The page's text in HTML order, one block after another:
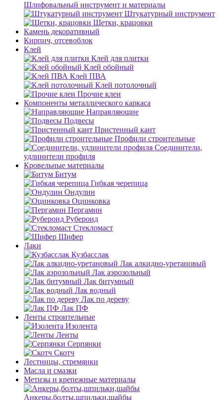
Шлифовальный инструмент и материалы
Штукатурный инструмент
Щетки, крацовки
Камень декоративный
Кирпич, отсевоблок
Клей
Клей для плитки
Клей обойный
Клей ПВА
Клей потолочный
Прочие клеи
Компоненты металлического каркаса
Направляющие
Подвесы
Пристенный кант
Профили строительные
Соединители,
удлинители профиля
Кровельные материалы
Битум
Гибкая черепица
Ондулин
Оцинковка
Пергамин
Рубероид
Стекломаст
Шифер
Лаки
Кузбасслак
Лак алкидно-уретановый
Лак аэрозольный
Лак битумный
Лак водный
Лак по дереву
Лак ПФ
Ленты строительные
Изолента
Ленты
Серпянки
Скотч
Лестницы, стремянки
Масла и смазки
Метизы и крепежные материалы
Анкеры,болты,шпильки,шайбы